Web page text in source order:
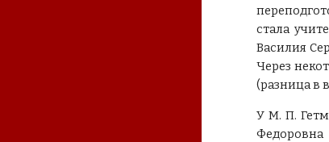
стала
Василия
Через
(разница в
У М. П.